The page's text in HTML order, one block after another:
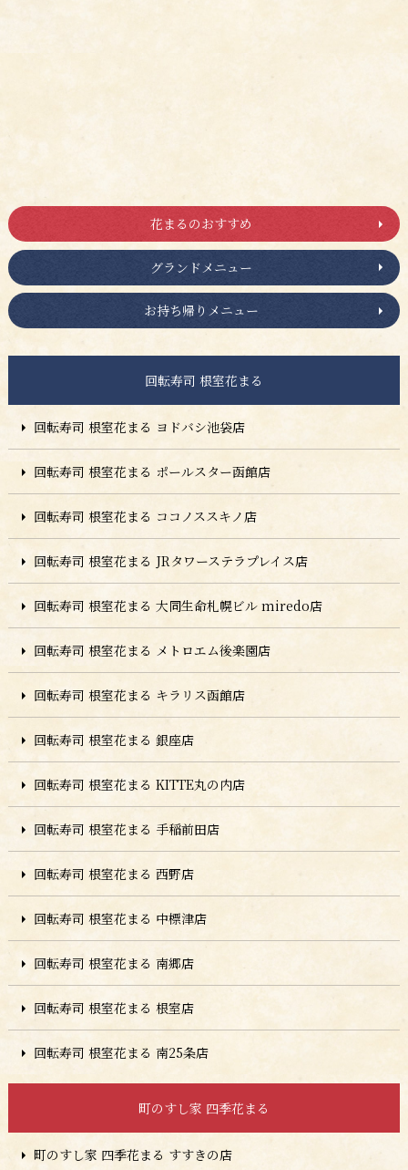
花まるのおすすめ
グランドメニュー
お持ち帰りメニュー
回転寿司 根室花まる
回転寿司 根室花まる ヨドバシ池袋店
回転寿司 根室花まる ポールスター函館店
回転寿司 根室花まる ココノススキノ店
回転寿司 根室花まる JRタワーステラプレイス店
回転寿司 根室花まる 大同生命札幌ビル miredo店
回転寿司 根室花まる メトロエム後楽園店
回転寿司 根室花まる キラリス函館店
回転寿司 根室花まる 銀座店
回転寿司 根室花まる KITTE丸の内店
回転寿司 根室花まる 手稲前田店
回転寿司 根室花まる 西野店
回転寿司 根室花まる 中標津店
回転寿司 根室花まる 南郷店
回転寿司 根室花まる 根室店
回転寿司 根室花まる 南25条店
町のすし家 四季花まる
町のすし家 四季花まる すすきの店